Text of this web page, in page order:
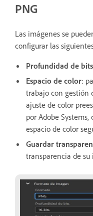
PNG
Las imágenes se
configurar las
Profundidad de bits
Espacio de color:
trabajo con gestión
ajuste de color
por Adobe
espacio de color
Guardar
transparencia de su